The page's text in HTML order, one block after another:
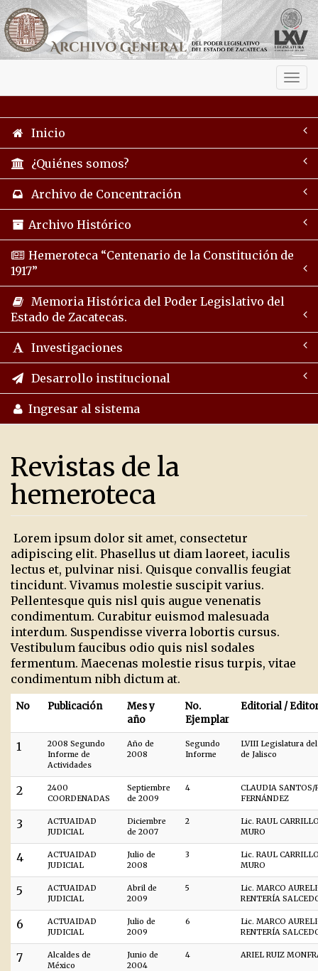
Inicio
¿Quiénes somos?
Archivo de Concentración
Archivo Histórico
Hemeroteca “Centenario de la Constitución de
1917”
Memoria Histórica del Poder Legislativo del
Estado de Zacatecas.
Investigaciones
Desarrollo institucional
Ingresar al sistema
Revistas de la
hemeroteca
Lorem ipsum dolor sit amet, consectetur
adipiscing elit. Phasellus ut diam laoreet, iaculis
lectus et, pulvinar nisi. Quisque convallis feugiat
tincidunt. Vivamus molestie suscipit varius.
Pellentesque quis nisl quis augue venenatis
condimentum. Curabitur euismod malesuada
interdum. Suspendisse viverra lobortis cursus.
Vestibulum faucibus odio quis nisl sodales
fermentum. Maecenas molestie risus turpis, vitae
condimentum nibh dictum at.
No Publicación
Mes y
año
No.
Ejemplar
Editorial /
1
2008 Segundo
Informe de
Actividades
Año de
2008
Segundo
Informe
LVIII Legislatura
de Jalisco
2
2400
COORDENADAS
Septiembre
de 2009
4
CLAUDIA SANTOS/
FERNÁNDEZ
3
ACTUAIDAD
JUDICIAL
Diciembre
de 2007
2
Lic. RAUL
MURO
4
ACTUAIDAD
JUDICIAL
Julio de
2008
3
Lic. RAUL
MURO
5
ACTUAIDAD
JUDICIAL
Abril de
2009
5
Lic. MARCO
RENTERÍA
6
ACTUAIDAD
JUDICIAL
Julio de
2009
6
Lic. MARCO
RENTERÍA
7
Alcaldes de
México
Junio de
2004
4 ARIEL RUIZ